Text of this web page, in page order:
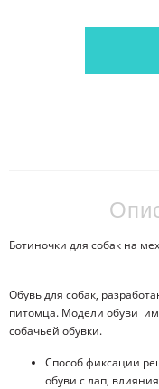
Ботиночки для собак на
Обувь для собак,
питомца. Модели обуви
собачьей обувки.
Способ фиксации
обуви с лап,